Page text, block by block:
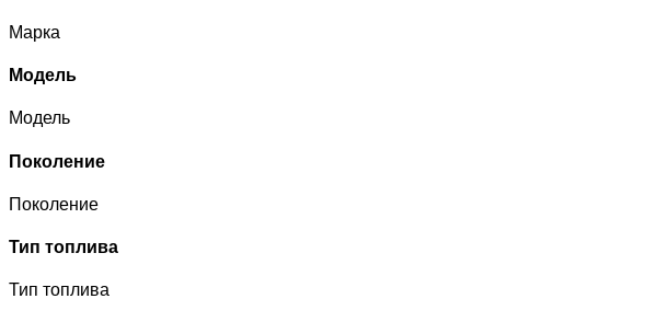
Марка
Модель
Модель
Поколение
Поколение
Тип топлива
Тип топлива